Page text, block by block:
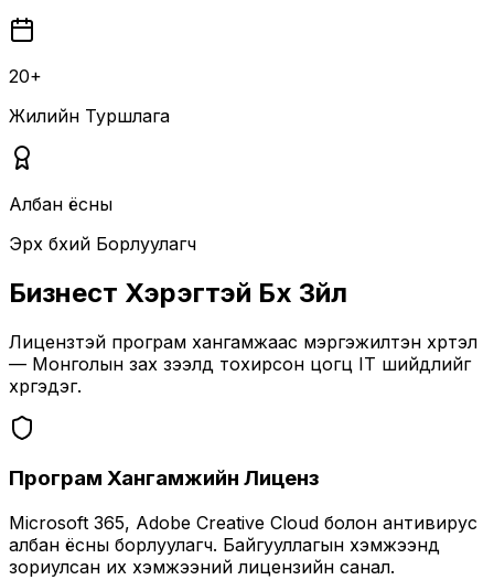
20+
Жилийн Туршлага
Албан ёсны
Эрх бүхий Борлуулагч
Бизнест Хэрэгтэй Бүх Зүйл
Лицензтэй програм хангамжаас мэргэжилтэн хүртэл
— Монголын зах зээлд тохирсон цогц IT шийдлийг
хүргэдэг.
Програм Хангамжийн Лиценз
Microsoft 365, Adobe Creative Cloud болон антивирус
албан ёсны борлуулагч. Байгууллагын хэмжээнд
зориулсан их хэмжээний лицензийн санал.